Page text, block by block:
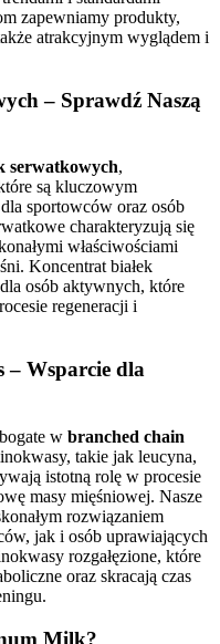
zapewniamy produkty,
atrakcyjnym wyglądem i
– Sprawdź Naszą
serwatkowych,
są kluczowym
sportowców oraz osób
charakteryzują się
właściwościami
Koncentrat białek
osób aktywnych, które
regeneracji i
– Wsparcie dla
w branched chain
takie jak leucyna,
istotną rolę w procesie
masy mięśniowej. Nasze
rozwiązaniem
jak i osób uprawiających
rozgałęzione, które
oraz skracają czas
Milk?